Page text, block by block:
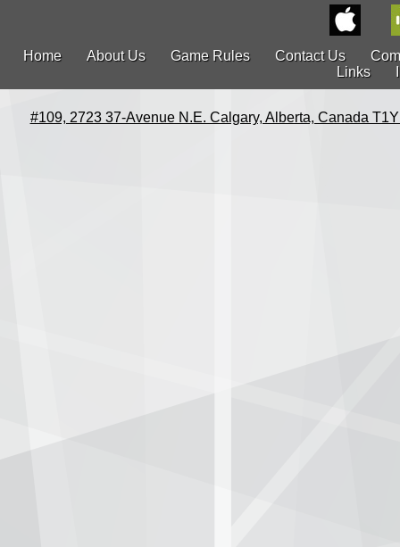
Home About Us Game Rules Contact Us
Links
#109, 2723 37-Avenue N.E. Calgary, Alberta, Canada